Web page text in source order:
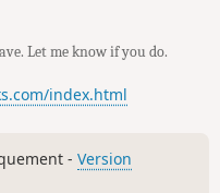
Let me know if you do.
index.html
-Version